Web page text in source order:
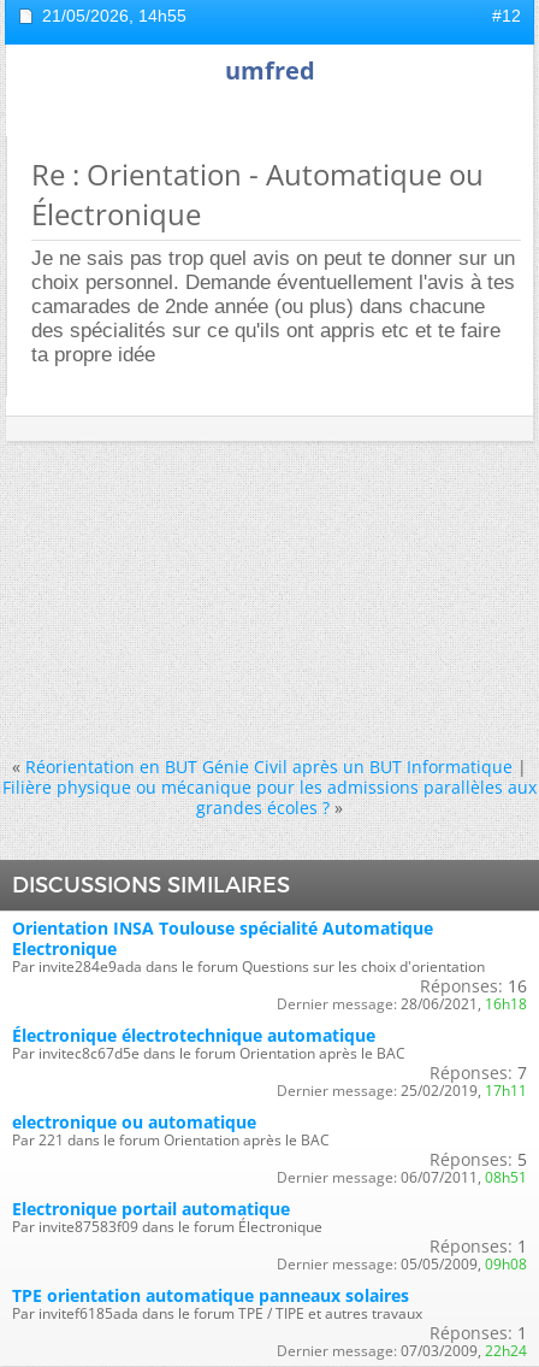
21/05/2026, 14h55 #12
umfred
Re : Orientation - Automatique ou
Électronique
Je ne sais pas trop quel avis on peut te donner sur un
choix personnel. Demande éventuellement l'avis à tes
camarades de 2nde année (ou plus) dans chacune
des spécialités sur ce qu'ils ont appris etc et te faire
ta propre idée
« Réorientation en BUT Génie Civil après un BUT Informatique|
Filière physique ou mécanique pour les admissions parallèles aux
grandes écoles ? »
DISCUSSIONS SIMILAIRES
Orientation INSA Toulouse spécialité Automatique
Electronique
Par invite284e9ada dans le forum Questions sur les choix d'orientation
Réponses: 16
Dernier message: 28/06/2021, 16h18
Électronique électrotechnique automatique
Par invitec8c67d5e dans le forum Orientation après le BAC
Réponses: 7
Dernier message: 25/02/2019, 17h11
electronique ou automatique
Par 221 dans le forum Orientation après le BAC
Réponses: 5
Dernier message: 06/07/2011, 08h51
Electronique portail automatique
Par invite87583f09 dans le forum Électronique
Réponses: 1
Dernier message: 05/05/2009, 09h08
TPE orientation automatique panneaux solaires
Par invitef6185ada dans le forum TPE / TIPE et autres travaux
Réponses: 1
Dernier message: 07/03/2009, 22h24